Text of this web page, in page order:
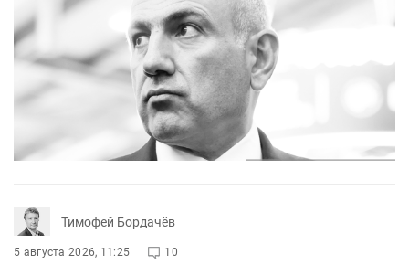
Тимофей Бордачёв
5 августа 2026, 11:25 10